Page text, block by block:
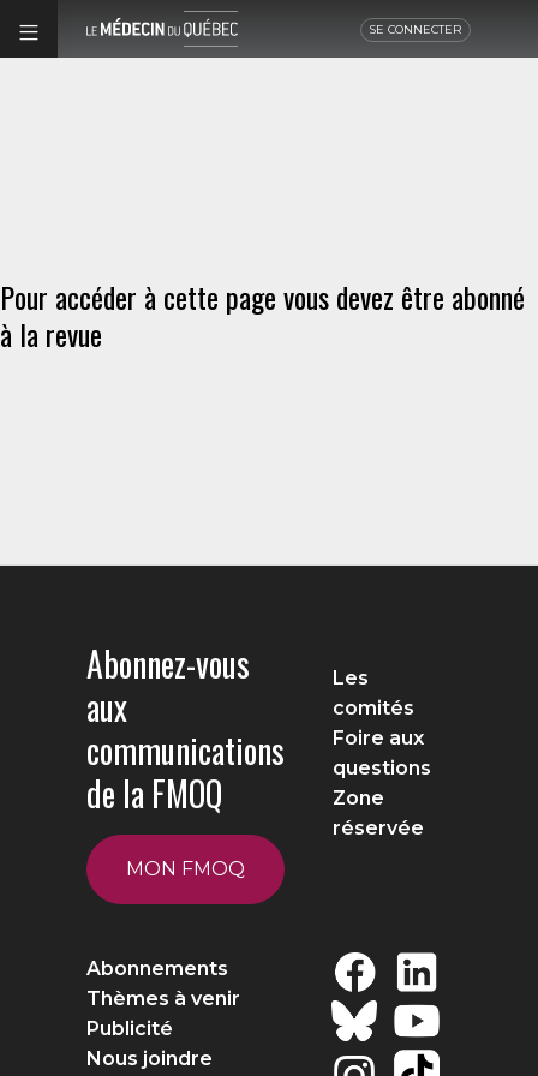
SE CONNECTER
Pour accéder à cette page vous devez être abonné
à la revue
Abonnez-vous
aux
communications
de la FMOQ
MON FMOQ
Les
comités
Foire aux
questions
Zone
réservée
Abonnements
Thèmes à venir
Publicité
Nous joindre